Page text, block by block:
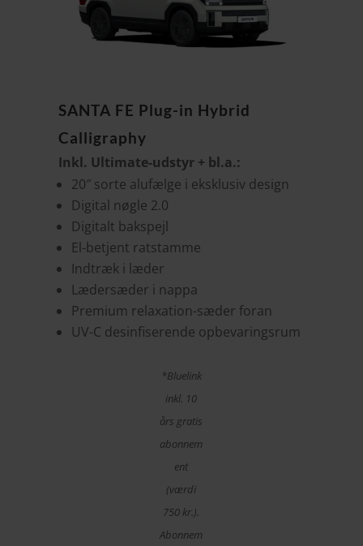
SANTA FE Plug-in Hybrid
Calligraphy
Inkl. Ultimate-udstyr + bl.a.:
20″ sorte alufælge i eksklusiv design
Digital nøgle 2.0
Digitalt bakspejl
El-betjent ratstamme
Indtræk i læder
Lædersæder i nappa
Premium relaxation-sæder foran
UV-C desinfiserende opbevaringsrum
*Bluelink
inkl. 10
års gratis
abonnem
ent
(værdi
750 kr.).
Abonnem